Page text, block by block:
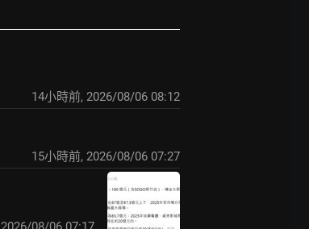
14小時前, 2026/08/06 08:12
15小時前, 2026/08/06 07:27